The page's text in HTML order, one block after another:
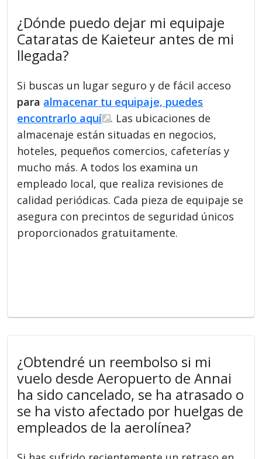
¿Dónde puedo dejar mi equipaje
Cataratas de Kaieteur antes de mi
llegada?
Si buscas un lugar seguro y de fácil acceso
para almacenar tu equipaje, puedes
encontrarlo aquí
. Las ubicaciones de
almacenaje están situadas en negocios,
hoteles, pequeños comercios, cafeterías y
mucho más. A todos los examina un
empleado local, que realiza revisiones de
calidad periódicas. Cada pieza de equipaje se
asegura con precintos de seguridad únicos
proporcionados gratuitamente.
¿Obtendré un reembolso si mi
vuelo desde Aeropuerto de Annai
ha sido cancelado, se ha atrasado o
se ha visto afectado por huelgas de
empleados de la aerolínea?